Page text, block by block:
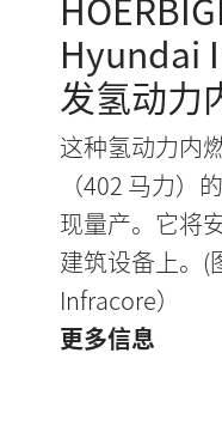
Hyundai
发氢动力
这种氢动力内
（402 马力）
现量产。它将
建筑设备上。(
Infracore）
更多信息